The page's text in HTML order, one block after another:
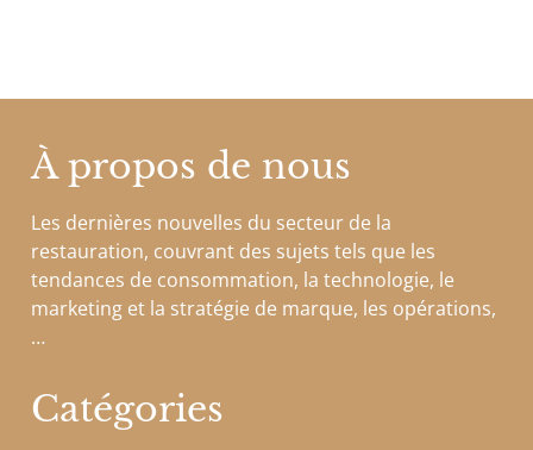
À propos de nous
Les dernières nouvelles du secteur de la
restauration, couvrant des sujets tels que les
tendances de consommation, la technologie, le
marketing et la stratégie de marque, les opérations,
…
Catégories